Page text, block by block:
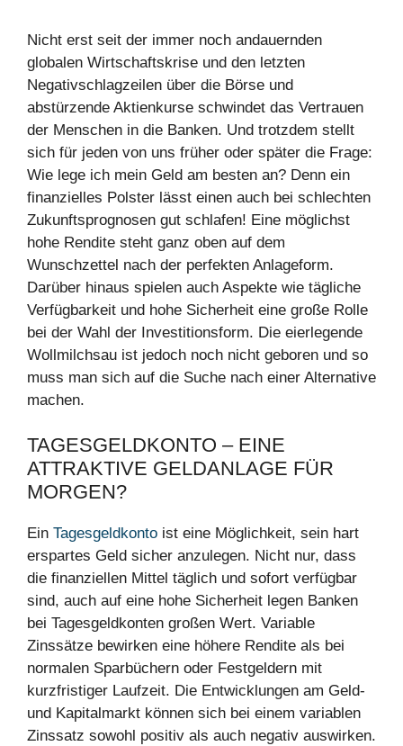
Nicht erst seit der immer noch andauernden
globalen Wirtschaftskrise und den letzten
Negativschlagzeilen über die Börse und
abstürzende Aktienkurse schwindet das Vertrauen
der Menschen in die Banken. Und trotzdem stellt
sich für jeden von uns früher oder später die Frage:
Wie lege ich mein Geld am besten an? Denn ein
finanzielles Polster lässt einen auch bei schlechten
Zukunftsprognosen gut schlafen! Eine möglichst
hohe Rendite steht ganz oben auf dem
Wunschzettel nach der perfekten Anlageform.
Darüber hinaus spielen auch Aspekte wie tägliche
Verfügbarkeit und hohe Sicherheit eine große Rolle
bei der Wahl der Investitionsform. Die eierlegende
Wollmilchsau ist jedoch noch nicht geboren und so
muss man sich auf die Suche nach einer Alternative
machen.
TAGESGELDKONTO – EINE
ATTRAKTIVE GELDANLAGE FÜR
MORGEN?
Ein Tagesgeldkonto ist eine Möglichkeit, sein hart
erspartes Geld sicher anzulegen. Nicht nur, dass
die finanziellen Mittel täglich und sofort verfügbar
sind, auch auf eine hohe Sicherheit legen Banken
bei Tagesgeldkonten großen Wert. Variable
Zinssätze bewirken eine höhere Rendite als bei
normalen Sparbüchern oder Festgeldern mit
kurzfristiger Laufzeit. Die Entwicklungen am Geld-
und Kapitalmarkt können sich bei einem variablen
Zinssatz sowohl positiv als auch negativ auswirken.